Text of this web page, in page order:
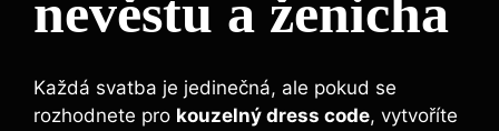
nevěstu a ženicha
Každá‍ svatba je jedinečná, ale pokud se⁢
rozhodnete pro kouzelný dress code, vytvoříte